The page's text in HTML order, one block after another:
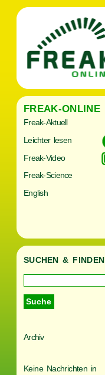
FREAK-ONLINE
Freak-Aktuell
Leichter lesen
Freak-Video
Freak-Science
English
SUCHEN & FINDEN
Archiv
Keine Nachrichten in